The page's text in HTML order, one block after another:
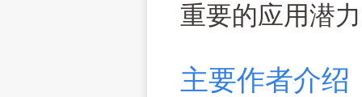
重要的应用潜
主要作者介绍